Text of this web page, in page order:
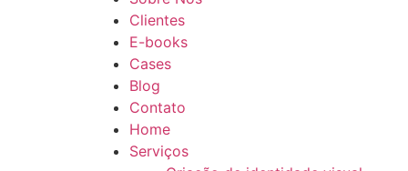
Clientes
E-books
Cases
Blog
Contato
Home
Serviços